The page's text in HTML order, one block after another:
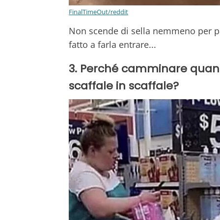
FinalTimeOut/reddit
Non scende di sella nemmeno per
fatto a farla entrare...
3. Perché camminare
scaffale in scaffale?